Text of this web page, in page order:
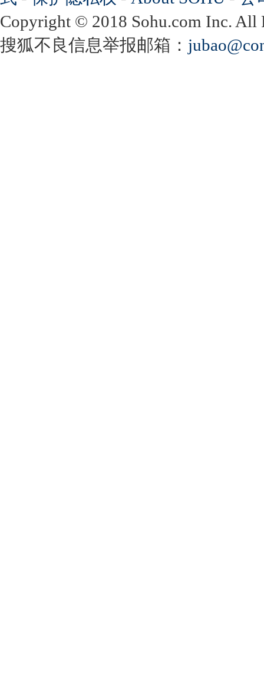
Copyright © 2018 Sohu.com Inc.
搜狐不良信息举报邮箱：